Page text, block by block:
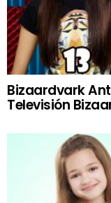
Bizaardvark
Televisión